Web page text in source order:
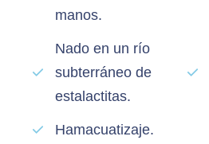
manos.
Nado en un río
subterráneo de
estalactitas.
Hamacuatizaje.